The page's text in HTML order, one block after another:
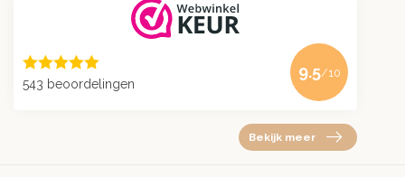
543 beoordelingen
9.5/10
Bekijk meer